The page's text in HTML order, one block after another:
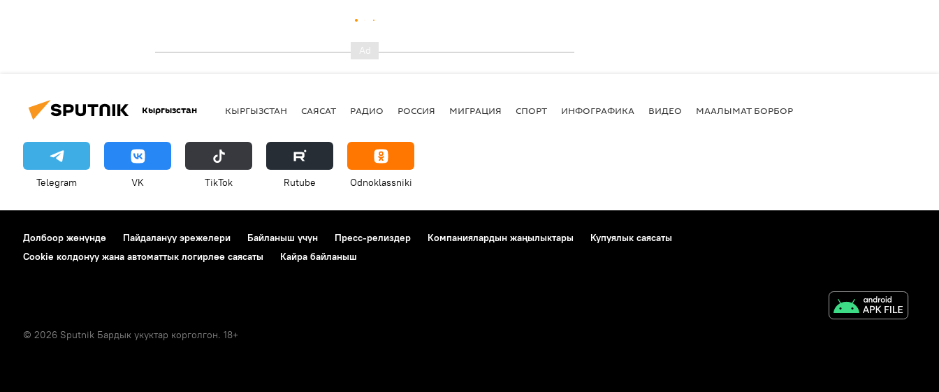
Кыргызстан КЫРГЫЗСТАН САЯСАТ РАДИО РОССИЯ МИГРАЦИЯ СПОРТ ИНФОГРАФИКА ВИДЕО МААЛЫМАТ БОРБОР
Telegram VK ТikТоk Rutube Odnoklassniki
Долбоор жөнүндө Пайдалануу эрежелери Байланыш үчүн Пресс-релиздер Компаниялардын жаңылыктары
Купуялык саясаты
Cookie колдонуу жана автоматтык логирлөө саясаты
Кайра байланыш
© 2026 Sputnik Бардык укуктар корголгон. 18+